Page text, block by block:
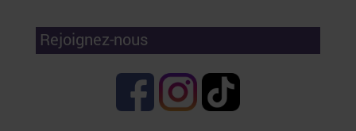
Rejoignez-nous